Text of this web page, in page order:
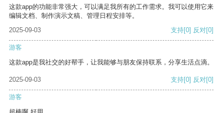
这款app的功能非常强大，可以满足我所有的工作需求。我可以使用它来
编辑文档、制作演示文稿、管理日程安排等。
2025-09-03
支持[0] 反对[0]
游客
这款app是我社交的好帮手，让我能够与朋友保持联系，分享生活点滴。
2025-09-03 支持[0] 反对[0]
游客